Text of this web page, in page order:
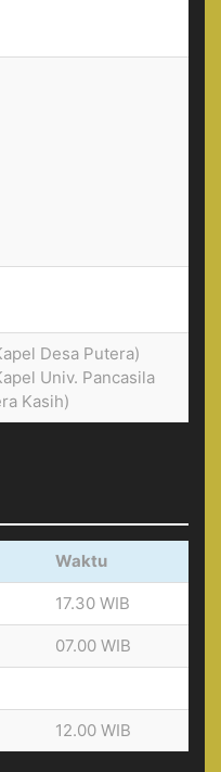
Desa Putera)
Univ. Pancasila
Kasih)
Waktu
17.30 WIB
07.00 WIB
12.00 WIB